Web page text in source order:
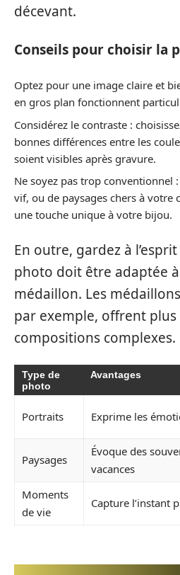
décevant.
Conseils pour choisir la
Optez pour une image claire et
en gros plan fonctionnent
Considérez le contraste :
bonnes différences entre les
soient visibles après gravure.
Ne soyez pas trop conventionnel
vif, ou de paysages chers à
une touche unique à votre bijou.
En outre, gardez à
photo doit être adaptée
médaillon. Les
par exemple, offrent plus
compositions complexes.
Type de
photo
Avantages
Portraits Exprime les
Paysages
Évoque des
vacances
Moments
de vie
Capture l’instant